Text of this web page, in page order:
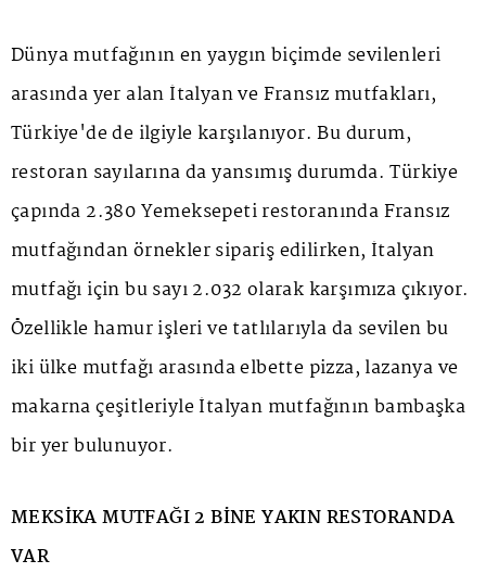
Dünya mutfağının en yaygın biçimde sevilenleri
arasında yer alan İtalyan ve Fransız mutfakları,
Türkiye'de de ilgiyle karşılanıyor. Bu durum,
restoran sayılarına da yansımış durumda. Türkiye
çapında 2.380 Yemeksepeti restoranında Fransız
mutfağından örnekler sipariş edilirken, İtalyan
mutfağı için bu sayı 2.032 olarak karşımıza çıkıyor.
Özellikle hamur işleri ve tatlılarıyla da sevilen bu
iki ülke mutfağı arasında elbette pizza, lazanya ve
makarna çeşitleriyle İtalyan mutfağının bambaşka
bir yer bulunuyor.
MEKSİKA MUTFAĞI 2 BİNE YAKIN RESTORANDA
VAR